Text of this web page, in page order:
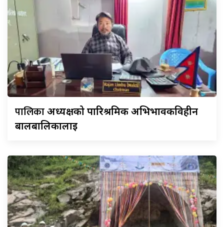
पालिकाअध्यक्षको पारिश्रमिक अभिभावकविहीन
बालबालिकालाई